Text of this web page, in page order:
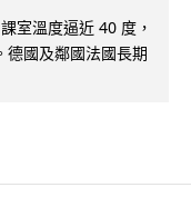
室溫度逼近 40 度，
國及鄰國法國長期